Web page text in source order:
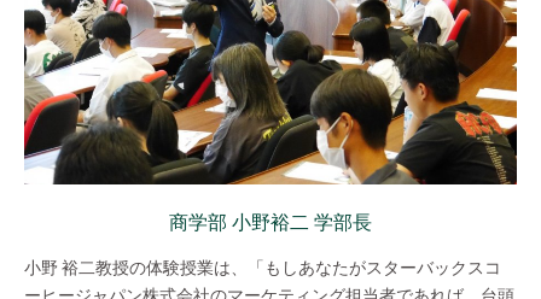
商学部 小野裕二 学部長
小野 裕二教授の体験授業は、「もしあなたがスターバックスコ